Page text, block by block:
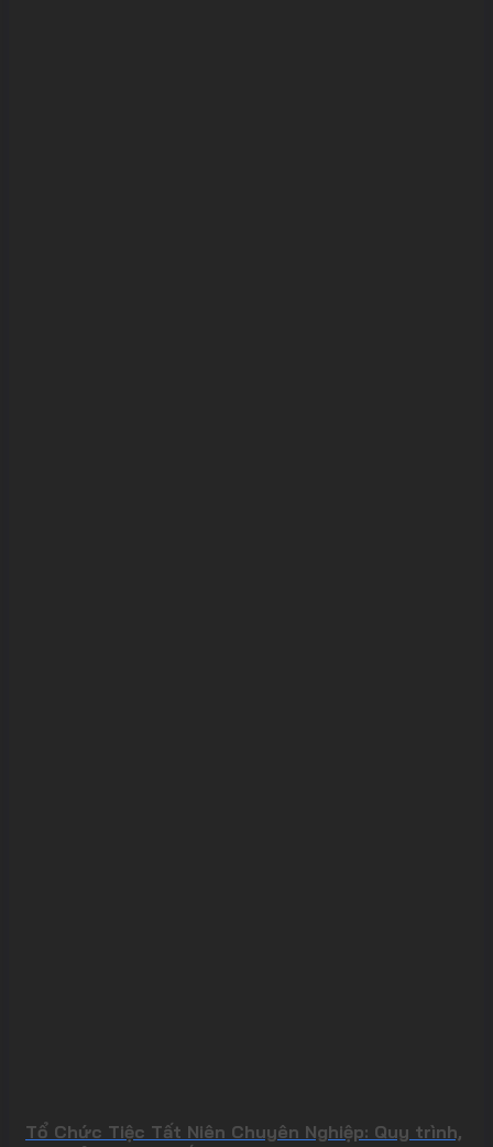
Tổ Chức Tiệc Tất Niên Chuyên Nghiệp: Quy trình,